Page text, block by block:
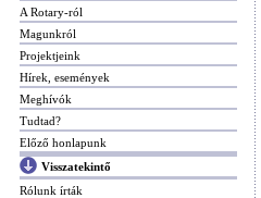
A Rotary-ról
Magunkról
Projektjeink
Hírek, események
Meghívók
Tudtad?
Előző honlapunk
Visszatekintő
Rólunk írták